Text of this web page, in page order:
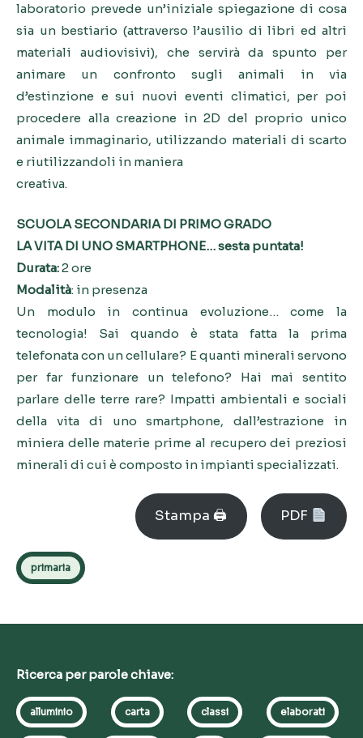
laboratorio prevede un’iniziale spiegazione di cosa
sia un bestiario (attraverso l’ausilio di libri ed altri
materiali audiovisivi), che servirà da spunto per
animare un confronto sugli animali in via
d’estinzione e sui nuovi eventi climatici, per poi
procedere alla creazione in 2D del proprio unico
animale immaginario, utilizzando materiali di scarto
e riutilizzandoli in maniera
creativa.
SCUOLA SECONDARIA DI PRIMO GRADO
LA VITA DI UNO SMARTPHONE… sesta puntata!
Durata:2 ore
Modalità: in presenza
Un modulo in continua evoluzione… come la
tecnologia! Sai quando è stata fatta la prima
telefonata con un cellulare? E quanti minerali servono
per far funzionare un telefono? Hai mai sentito
parlare delle terre rare? Impatti ambientali e sociali
della vita di uno smartphone, dall’estrazione in
miniera delle materie prime al recupero dei preziosi
minerali di cui è composto in impianti specializzati.
Stampa 🖨 PDF
primaria
Ricerca per parole chiave:
alluminio carta classi elaborati